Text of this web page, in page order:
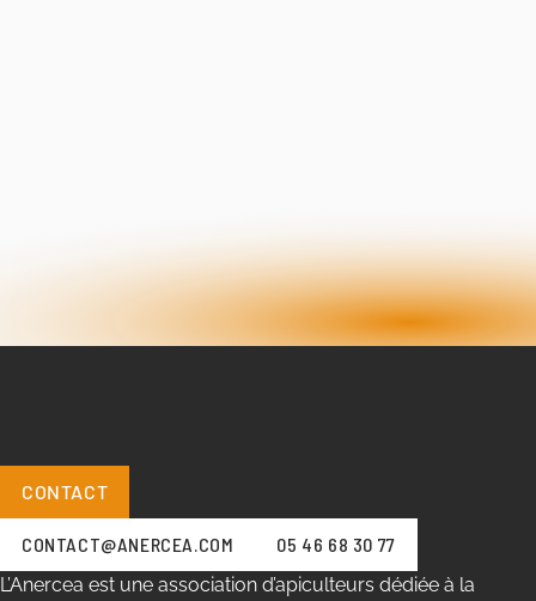
CONTACT
CONTACT@ANERCEA.COM
05 46 68 30 77
L’Anercea est une association d’apiculteurs dédiée à la